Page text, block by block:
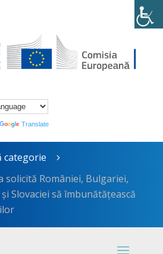
Translate
categorie 5
solicită României, Bulgariei,
Slovaciei să îmbunătățească